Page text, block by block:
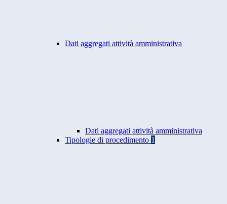
Dati aggregati attività amministrativa
Dati aggregati attività amministrativa
Tipologie di procedimento 1